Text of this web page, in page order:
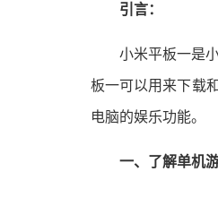
引言：
小米平板一是
板一可以用来下载
电脑的娱乐功能。
一、了解单机游